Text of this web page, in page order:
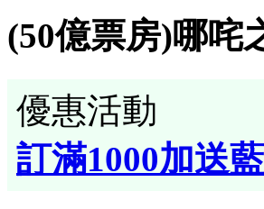
(50億票房)哪咤
優惠活動
訂滿1000加送